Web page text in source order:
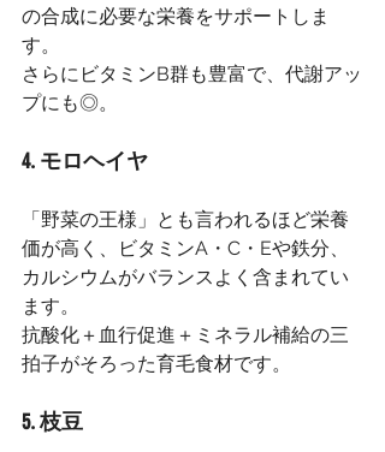
の合成に必要な栄養をサポートしま
す。
さらにビタミンB群も豊富で、代謝アッ
プにも◎。
4. モロヘイヤ
「野菜の王様」とも言われるほど栄養
価が高く、ビタミンA・C・Eや鉄分、
カルシウムがバランスよく含まれてい
ます。
抗酸化＋血行促進＋ミネラル補給の三
拍子がそろった育毛食材です。
5. 枝豆